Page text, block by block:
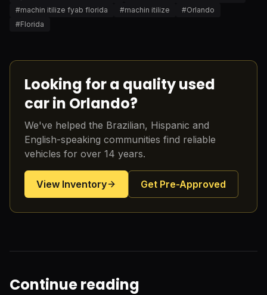
#machin itilize fyab florida #machin itilize #Orlando
#Florida
Looking for a quality used
car in Orlando?
We've helped the Brazilian, Hispanic and
English-speaking communities find reliable
vehicles for over 14 years.
View Inventory Get Pre-Approved
Continue reading